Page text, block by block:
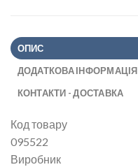
ОПИС
ДОДАТКОВА ІНФОРМАЦІЯ
КОНТАКТИ - ДОСТАВКА
Код товару
095522
Виробник